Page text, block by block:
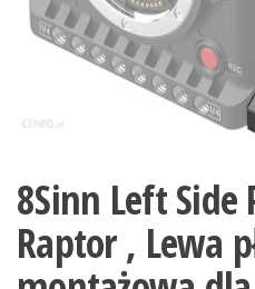
8Sinn Left Side
Raptor , Lewa